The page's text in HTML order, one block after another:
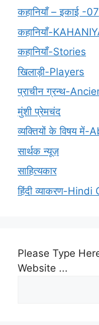
कहानियाँ – इकाई -07
कहानियाँ-
कहानियाँ-Stories
खिलाड़ी-Players
प्राचीन ग्रन्थ-
मुंशी प्रेमचंद
व्यक्तियों के विषय
सार्थक न्यूज़
साहित्यकार
हिंदी व्याकरण-
Please Type
Website ...